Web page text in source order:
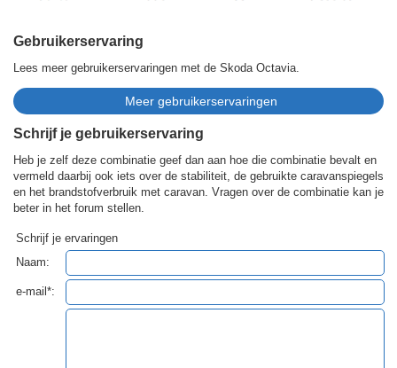
Gebruikerservaring
Lees meer gebruikerservaringen met de Skoda Octavia.
Schrijf je gebruikerservaring
Heb je zelf deze combinatie geef dan aan hoe die combinatie bevalt en
vermeld daarbij ook iets over de stabiliteit, de gebruikte caravanspiegels
en het brandstofverbruik met caravan. Vragen over de combinatie kan je
beter in het forum stellen.
Schrijf je ervaringen
Naam:
e-mail*: